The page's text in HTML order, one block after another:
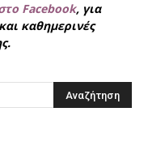
Facebook, για
καθημερινές